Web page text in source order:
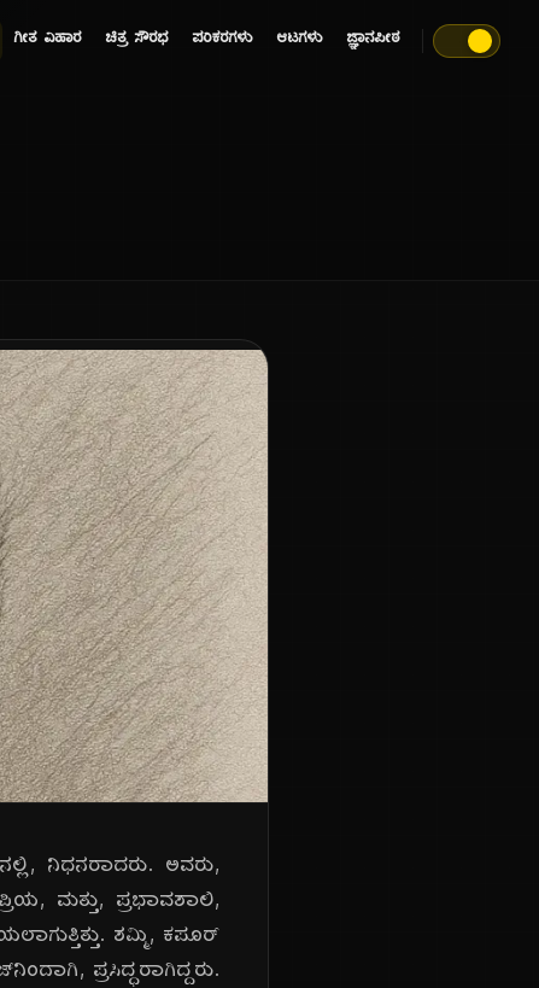
ಗೀತ ವಿಹಾರ ಚಿತ್ರ ಸೌರಭ ಪರಿಕರಗಳು ಆಟಗಳು ಜ್ಞಾನಪೀಠ
ನಿಧನರಾದರು. ಅವರು,
ಮತ್ತು, ಪ್ರಭಾವಶಾಲಿ,
ಶಮ್ಮಿ, ಕಪೂರ್
ಪ್ರಸಿದ್ಧರಾಗಿದ್ದರು.